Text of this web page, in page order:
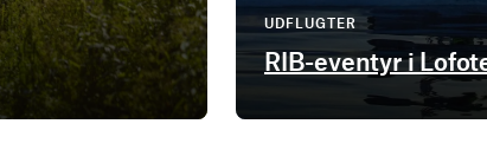
UDFLUGTER
RIB-eventyr i